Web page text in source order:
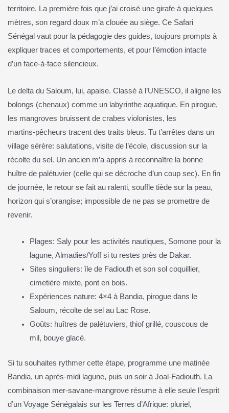
territoire. La première fois que j’ai croisé une girafe à quelques
mètres, son regard doux m’a clouée au siège. Ce Safari
Sénégal vaut pour la pédagogie des guides, toujours prompts à
expliquer traces et comportements, et pour l’émotion intacte
d’un face‑à‑face silencieux.
Le delta du Saloum, lui, apaise. Classé à l’UNESCO, il aligne les
bolongs (chenaux) comme un labyrinthe aquatique. En pirogue,
les mangroves bruissent de crabes violonistes, les
martins‑pêcheurs tracent des traits bleus. Tu t’arrêtes dans un
village sérère: salutations, visite de l’école, discussion sur la
récolte du sel. Un ancien m’a appris à reconnaître la bonne
huître de palétuvier (celle qui se décroche d’un coup sec). En fin
de journée, le retour se fait au ralenti, souffle tiède sur la peau,
horizon qui s’orangise; impossible de ne pas se promettre de
revenir.
Plages: Saly pour les activités nautiques, Somone pour la
lagune, Almadies/Yoff si tu restes près de Dakar.
Sites singuliers: île de Fadiouth et son sol coquillier,
cimetière mixte, pont en bois.
Expériences nature: 4×4 à Bandia, pirogue dans le
Saloum, récolte de sel au Lac Rose.
Goûts: huîtres de palétuviers, thiof grillé, couscous de
mil, bouye glacé.
Si tu souhaites rythmer cette étape, programme une matinée
Bandia, un après‑midi lagune, puis un soir à Joal‑Fadiouth. La
combinaison mer‑savane‑mangrove résume à elle seule l’esprit
d’un Voyage Sénégalais sur les Terres d’Afrique: pluriel,